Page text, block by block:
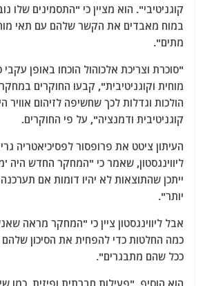
קוגניטיבי". הוא מציין כי "התסמינים שלו
במוח מאבדים את הקשר שלהם עם תאי
מתים".
"סוכרת וצריכת אלכוהול הוכחו באופן עקבי
מוחית וקוגניטיבית", קבעו החוקרים
הולכות וגדלות לכך שחשיפה לזיהום אוויר
קוגניטיבית ודמנציה", על פי החוקרים.
העיתון ציטט את פרופסור לפסיכיאטריה
ליווינגסטון, שאמר כי "המחקר החדש היה
ייתכן שהתוצאות לא יהיו דומות אם
יותר".
אבל ליווינגסטון ציין כי "המחקר מראה
כמה החלטות כדי להפחית את הסיכון שלהם
ככל שהם מתבגרים".
הוא הוסיף, "פעילות חברתית ופיזית, כמו